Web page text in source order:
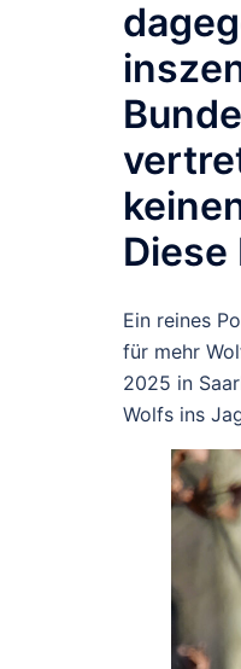
Ein reines
für mehr
2025 in
Wolfs ins